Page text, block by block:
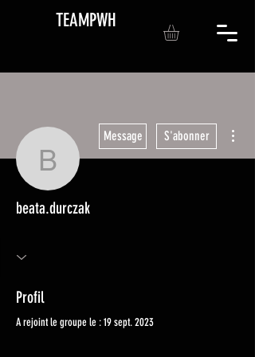
TEAMPWH
beata.durczak
Message S'abonner
beata.durczak
Profil
A rejoint le groupe le : 19 sept. 2023